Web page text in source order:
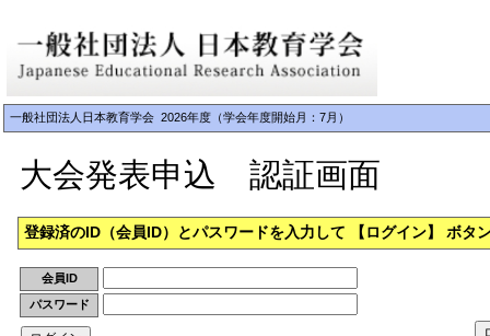
一般社団法人日本教育学会 2026年度（学会年度開始月：7月）
大会発表申込 認証画面
登録済のID（会員ID）とパスワードを入力して 【ログイン】 ボタ
会員ID
パスワード